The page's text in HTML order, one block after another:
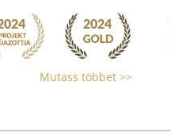
Mutass többet >>